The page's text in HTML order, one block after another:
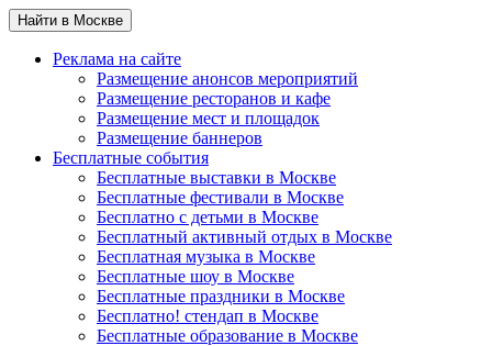
Найти в Москве
Реклама на сайте
Размещение анонсов мероприятий
Размещение ресторанов и кафе
Размещение мест и площадок
Размещение баннеров
Бесплатные события
Бесплатные выставки в Москве
Бесплатные фестивали в Москве
Бесплатно с детьми в Москве
Бесплатный активный отдых в Москве
Бесплатная музыка в Москве
Бесплатные шоу в Москве
Бесплатные праздники в Москве
Бесплатно! стендап в Москве
Бесплатные образование в Москве